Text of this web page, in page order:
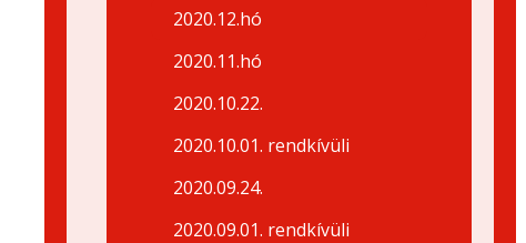
2020.12.hó
2020.11.hó
2020.10.22.
2020.10.01. rendkívüli
2020.09.24.
2020.09.01. rendkívüli